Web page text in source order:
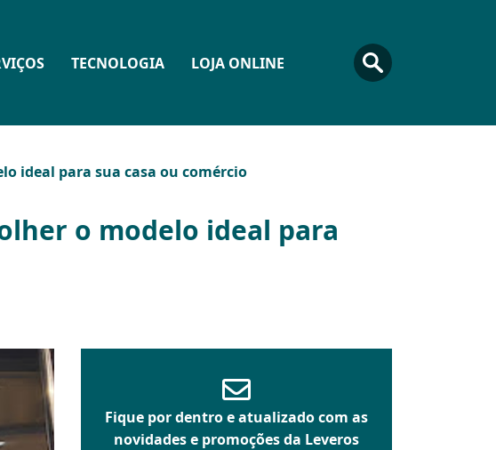
TECNOLOGIA LOJA ONLINE
ideal para sua casa ou comércio
o modelo ideal para
Fique por dentro e atualizado com as
novidades e promoções da Leveros